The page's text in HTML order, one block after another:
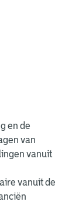
en de
van
vanuit
vanuit de